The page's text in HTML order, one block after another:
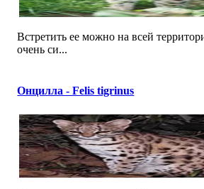
Встретить ее можно на всей
очень си...
Онцилла - Felis tigrinus